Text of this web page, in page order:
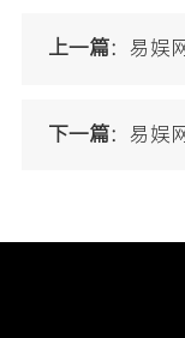
上一篇： 易娱
下一篇： 易娱